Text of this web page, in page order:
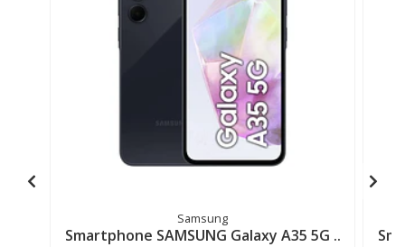
Samsung
Smartphone SAMSUNG Galaxy A35 5G ..